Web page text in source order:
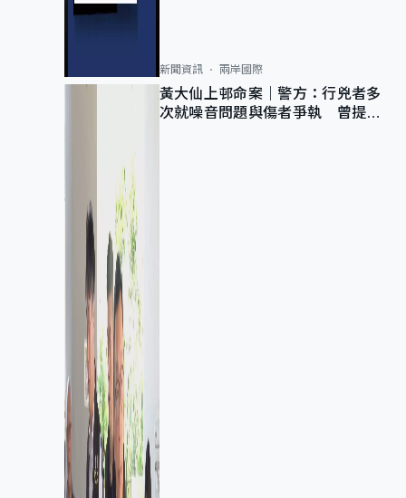
新聞資訊 兩岸國際
黃大仙上邨命案｜警方：行兇者多
次就噪音問題與傷者爭執 曾提出